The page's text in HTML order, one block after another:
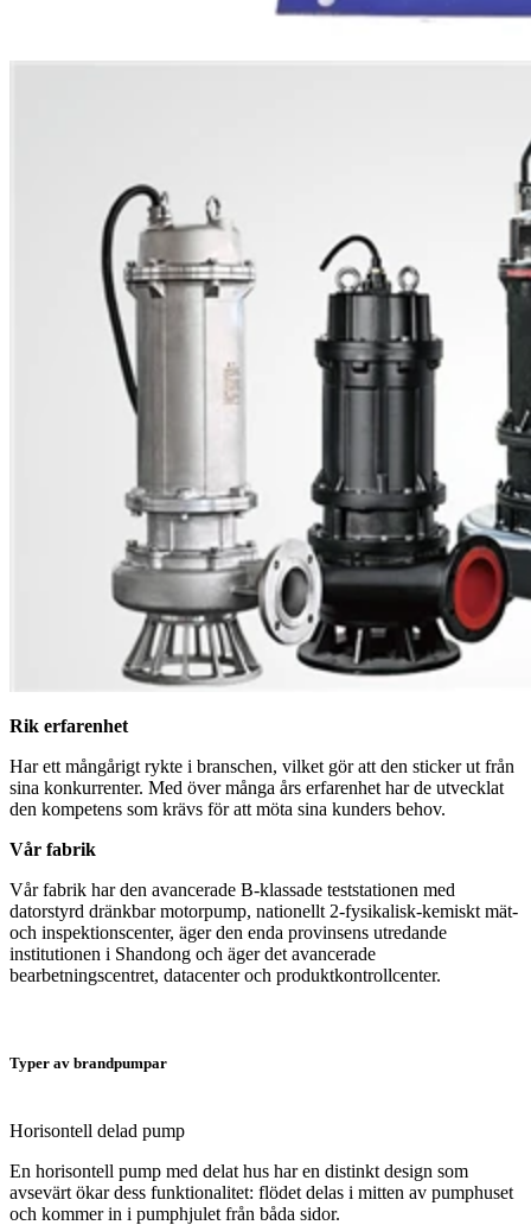
Rik erfarenhet
Har ett mångårigt rykte i branschen, vilket gör att den sticker ut från
sina konkurrenter. Med över många års erfarenhet har de utvecklat
den kompetens som krävs för att möta sina kunders behov.
Vår fabrik
Vår fabrik har den avancerade B-klassade teststationen med
datorstyrd dränkbar motorpump, nationellt 2-fysikalisk-kemiskt mät-
och inspektionscenter, äger den enda provinsens utredande
institutionen i Shandong och äger det avancerade
bearbetningscentret, datacenter och produktkontrollcenter.
Typer av brandpumpar
Horisontell delad pump
En horisontell pump med delat hus har en distinkt design som
avsevärt ökar dess funktionalitet: flödet delas i mitten av pumphuset
och kommer in i pumphjulet från båda sidor.